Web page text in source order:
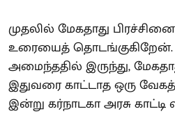
முதலில் மேகதாது
உரையைத் தொடங்குகிறேன்.
அமைந்ததில் இருந்து,
இதுவரை காட்டாத ஒரு
இன்று கர்நாடகா அரசு காட்டி